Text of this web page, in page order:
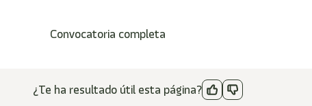
Convocatoria completa
¿Te ha resultado útil esta página?